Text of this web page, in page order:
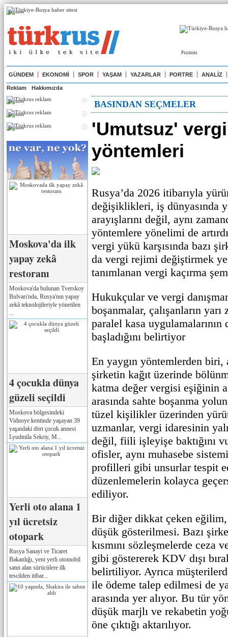
Реклама
Реклама
GÜNDEM EKONOMİ SPOR YAŞAM YAZARLAR PORTRE ANALİZ
Reklam Hakkımızda
Реклама
Реклама
Реклама
Moskova'da ilk
yapay zekâ
restoranı
Moskova'da bulunan Tverskoy
Bulvarı'nda, Rusya'nın yapay
zekâ teknolojileriyle yönetilen
4 çocukla dünya
güzeli seçildi
Moskova bölgesindeki
Vidnoye kentinde yaşayan 39
yaşındaki dört çocuk annesi
Lyudmila Sekriy, M...
Yerli oto alana 1
yıl ücretsiz
otopark
Rusya Sanayi ve Ticaret
Bakanlığı, yeni yerli otomobil
satın alan sürücülere ilk
tescilden itibar...
BASINDAN SEÇMELER
'Umutsuz'
yöntemleri
Rusya’da 2026 itibarıyla
değişiklikleri, iş dünyasında
arayışlarını değil, aynı
yöntemlere yönelimi de
vergi yükü karşısında bazı
da vergi rejimi değiştirmek
tanımlanan vergi kaçırma
Hukukçular ve vergi
boşanmalar, çalışanların
paralel kasa uygulamalarının
başladığını belirtiyor
En yaygın yöntemlerden
şirketin kağıt üzerinde
katma değer vergisi eşiğinin
arasında sahte boşanma
tüzel kişilikler üzerinden
uzmanlar, vergi idaresinin
değil, fiili işleyişe baktığını
ofisler, aynı muhasebe
profilleri gibi unsurlar tespit
düzenlemelerin kolayca
ediliyor.
Bir diğer dikkat çeken
düşük gösterilmesi. Bazı
kısmını sözleşmelerde ceza
gibi göstererek KDV dışı
belirtiliyor. Ayrıca
ile ödeme talep edilmesi de
arasında yer alıyor. Bu tür
düşük marjlı ve rekabetin
öne çıktığı aktarılıyor.